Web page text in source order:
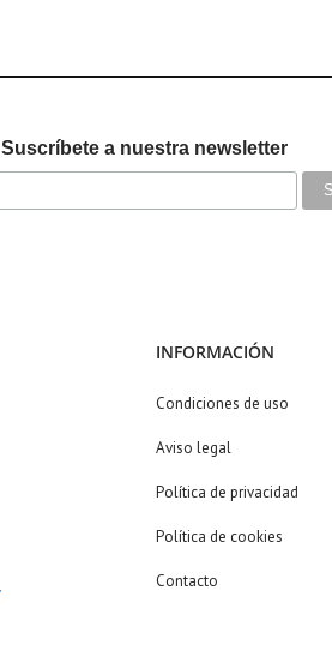
Suscríbete a nuestra newsletter
INFORMACIÓN
Condiciones de uso
Aviso legal
Política de privacidad
Política de cookies
Contacto